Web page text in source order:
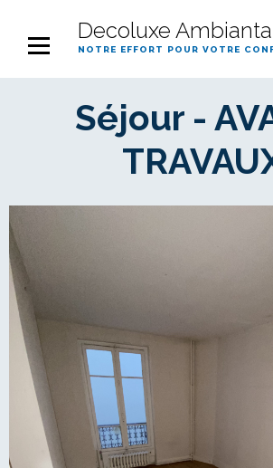
Decoluxe
notre effort pour votre
Séjour -